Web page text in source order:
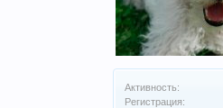
Активность:
Регистрация: